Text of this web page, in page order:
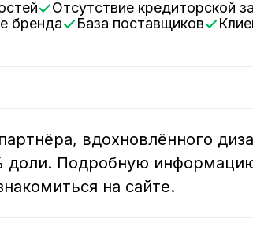
Отсутствие кредиторской
бренда База поставщиков
вдохновлённого
доли. Подробную
на сайте.